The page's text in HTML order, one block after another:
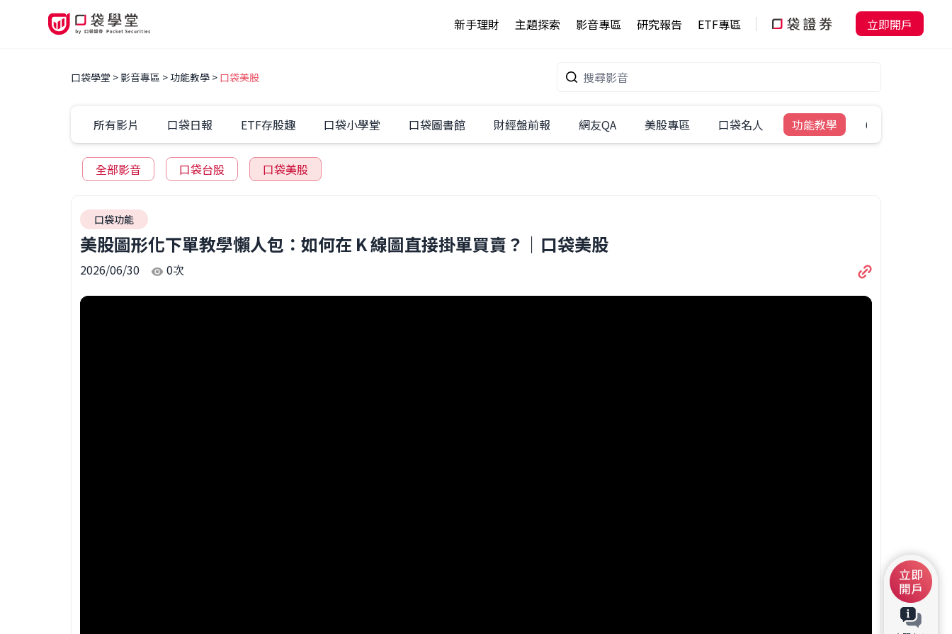
新手理財 主題探索 影音專區 研究報告 ETF專區 立即開戶
口袋學堂 影音專區 功能教學 口袋美股
所有影片 口袋日報 ETF存股趣 口袋小學堂 口袋圖書館 財經盤前報 網友QA 美股專區 口袋名人 功能教學 60秒學一招
全部影音 口袋台股 口袋美股
口袋功能
美股圖形化下單教學懶人包：如何在 K 線圖直接掛單買賣？｜口袋美股
2026/06/30 0次